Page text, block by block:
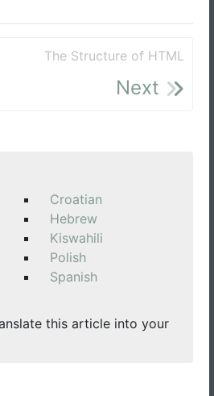
The Structure of HTML
Next
Croatian
Hebrew
Kiswahili
Polish
Spanish
this article into your